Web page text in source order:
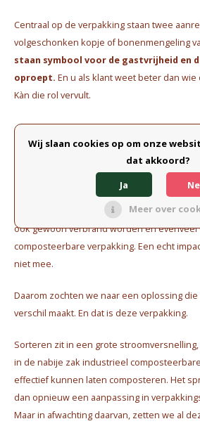
Centraal op de verpakking staan twee
volgeschonken kopje of bonenmengeling
staan symbool voor de gastvrijheid en
oproept. En u als klant weet beter dan
Kàn die rol vervult.
Waarom nog geen
composteerbare
Op dit moment is er -nog- geen
industrieel composteerbare verpakking.
ook gewoon verbrand worden en evenveel
composteerbare verpakking. Een echt
niet mee.
Daarom zochten we naar een oplossing die
verschil maakt. En dat is deze verpakking.
Sorteren zit in een grote
in de nabije zak industrieel
effectief kunnen laten composteren. Het
dan opnieuw een aanpassing in
Maar in afwachting daarvan, zetten we al
Wij slaan cookies op om onze
dat akkoord?
Ja
Meer over